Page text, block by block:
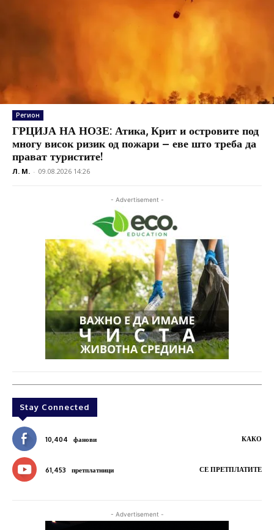
Регион
ГРЦИЈА НА НОЗЕ: Атика, Крит и островите под
многу висок ризик од пожари – еве што треба да
прават туристите!
Л. М. - 09.08.2026 14:26
- Advertisement -
Stay Connected
10,404 фанови КАКО
61,453 претплатници СЕ ПРЕТПЛАТИТЕ
- Advertisement -